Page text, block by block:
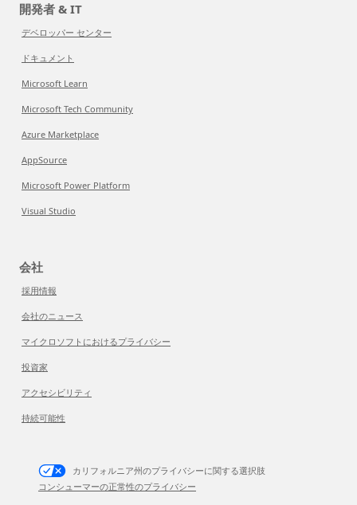
開発者 & IT
デベロッパー センター
ドキュメント
Microsoft Learn
Microsoft Tech Community
Azure Marketplace
AppSource
Microsoft Power Platform
Visual Studio
会社
採用情報
会社のニュース
マイクロソフトにおけるプライバシー
投資家
アクセシビリティ
持続可能性
カリフォルニア州のプライバシーに関する選択肢
コンシューマーの正常性のプライバシー